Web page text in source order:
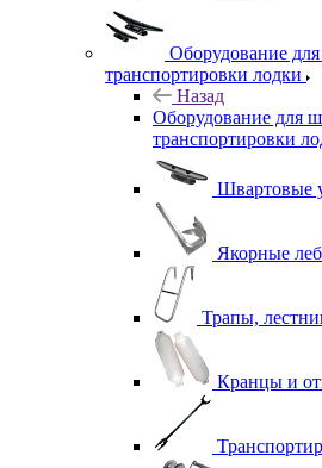
Оборудование
транспортировки лодки
Назад
Оборудование для
транспортировки
Швартовые
Якорные
Трапы,
Кранцы и